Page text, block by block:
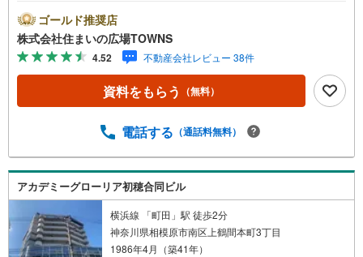
下さい。「室内・現地を見学する」ボタンよりご予約頂く
とご見学がスムーズです。■その他、各種ご相談も承ってお
ります。○住宅ローンのご相談○ライフプランのシミュレー
ション■住まいの広場TOWNSからお客様へ経験豊富なスタ
ッフが親身になってお客様に合った物件をご紹介させて頂
きます！ /他社様掲載物件も併せてご紹介可能ですのでお気
でのお越しも大歓迎です！
ゴールド推奨店
株式会社住まいの広場TOWNS
4.52 不動産会社レビュー 38件
資料をもらう （無料）
電話する （通話料無料）
アカデミーグローリア初穂合同ビル
横浜線 「町田」駅 徒歩2分
神奈川県相模原市南区上鶴間本町3丁目
1986年4月（築41年）